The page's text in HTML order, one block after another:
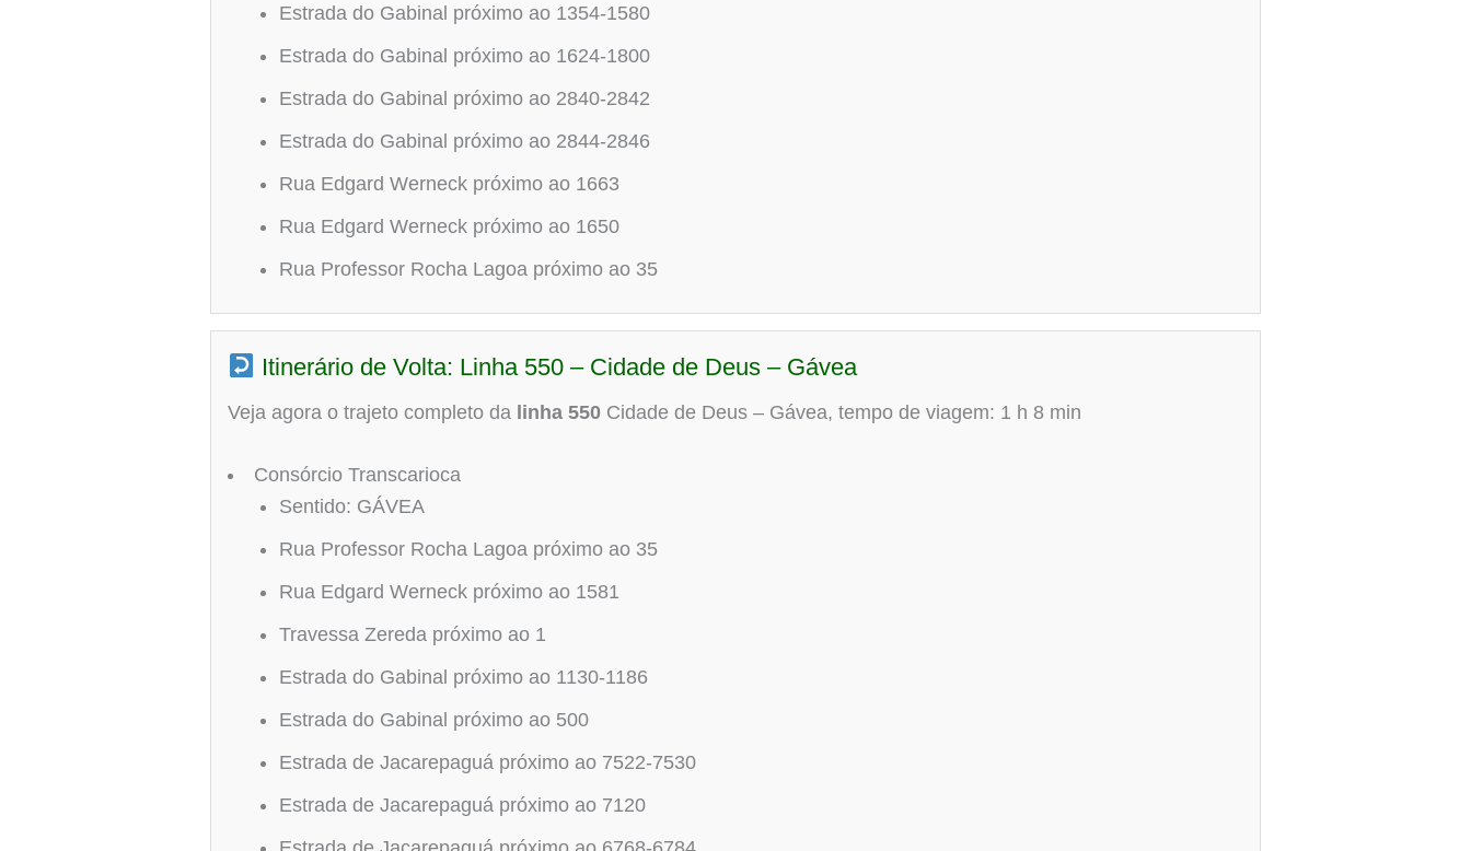
Estrada do Gabinal próximo ao 1354-1580
Estrada do Gabinal próximo ao 1624-1800
Estrada do Gabinal próximo ao 2840-2842
Estrada do Gabinal próximo ao 2844-2846
Rua Edgard Werneck próximo ao 1663
Rua Edgard Werneck próximo ao 1650
Rua Professor Rocha Lagoa próximo ao 35
Itinerário de Volta: Linha 550 – Cidade de Deus – Gávea
Veja agora o trajeto completo da linha 550 Cidade de Deus – Gávea, tempo de viagem: 1 h 8 min
Consórcio Transcarioca
Sentido: GÁVEA
Rua Professor Rocha Lagoa próximo ao 35
Rua Edgard Werneck próximo ao 1581
Travessa Zereda próximo ao 1
Estrada do Gabinal próximo ao 1130-1186
Estrada do Gabinal próximo ao 500
Estrada de Jacarepaguá próximo ao 7522-7530
Estrada de Jacarepaguá próximo ao 7120